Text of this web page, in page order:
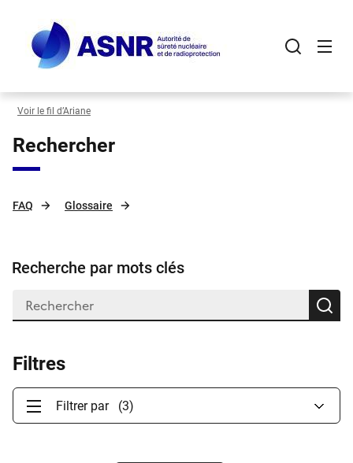
contenu
principal
Voir le fil d’Ariane
Rechercher
FAQ Glossaire
Recherche par mots clés
Filtres
Filtrer par (3)